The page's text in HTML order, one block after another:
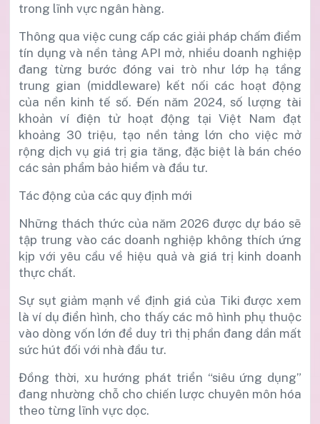
trong lĩnh vực ngân hàng.
Thông qua việc cung cấp các giải pháp chấm điểm
tín dụng và nền tảng API mở, nhiều doanh nghiệp
đang từng bước đóng vai trò như lớp hạ tầng
trung gian (middleware) kết nối các hoạt động
của nền kinh tế số. Đến năm 2024, số lượng tài
khoản ví điện tử hoạt động tại Việt Nam đạt
khoảng 30 triệu, tạo nền tảng lớn cho việc mở
rộng dịch vụ giá trị gia tăng, đặc biệt là bán chéo
các sản phẩm bảo hiểm và đầu tư.
Tác động của các quy định mới
Những thách thức của năm 2026 được dự báo sẽ
tập trung vào các doanh nghiệp không thích ứng
kịp với yêu cầu về hiệu quả và giá trị kinh doanh
thực chất.
Sự sụt giảm mạnh về định giá của Tiki được xem
là ví dụ điển hình, cho thấy các mô hình phụ thuộc
vào dòng vốn lớn để duy trì thị phần đang dần mất
sức hút đối với nhà đầu tư.
Đồng thời, xu hướng phát triển “siêu ứng dụng”
đang nhường chỗ cho chiến lược chuyên môn hóa
theo từng lĩnh vực dọc.